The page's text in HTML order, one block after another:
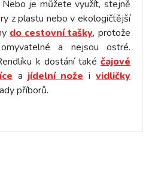
Nebo je můžete využít, stejně
z plastu nebo v ekologičtější
do cestovní tašky, protože
a nejsou ostré.
k dostání také čajové
a jídelní nože i vidličky
příborů.